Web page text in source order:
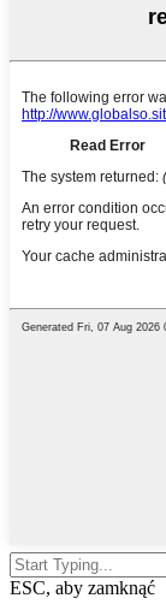
ESC, aby zamknąć